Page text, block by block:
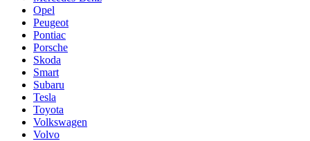
Opel
Peugeot
Pontiac
Porsche
Skoda
Smart
Subaru
Tesla
Toyota
Volkswagen
Volvo